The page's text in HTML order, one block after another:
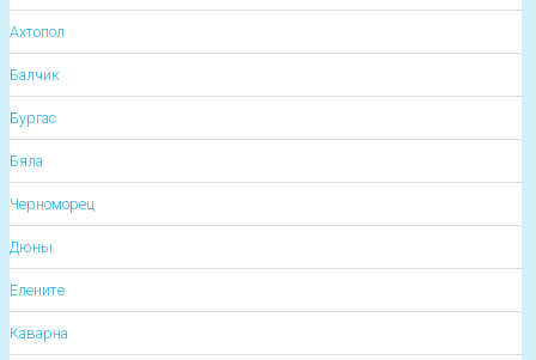
Ахтопол
Балчик
Бургас
Бяла
Черноморец
Дюны
Елените
Каварна